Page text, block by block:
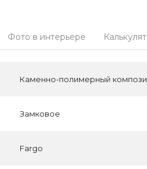
Фото в интерьере
Каменно-полимерный
Замковое
Fargo